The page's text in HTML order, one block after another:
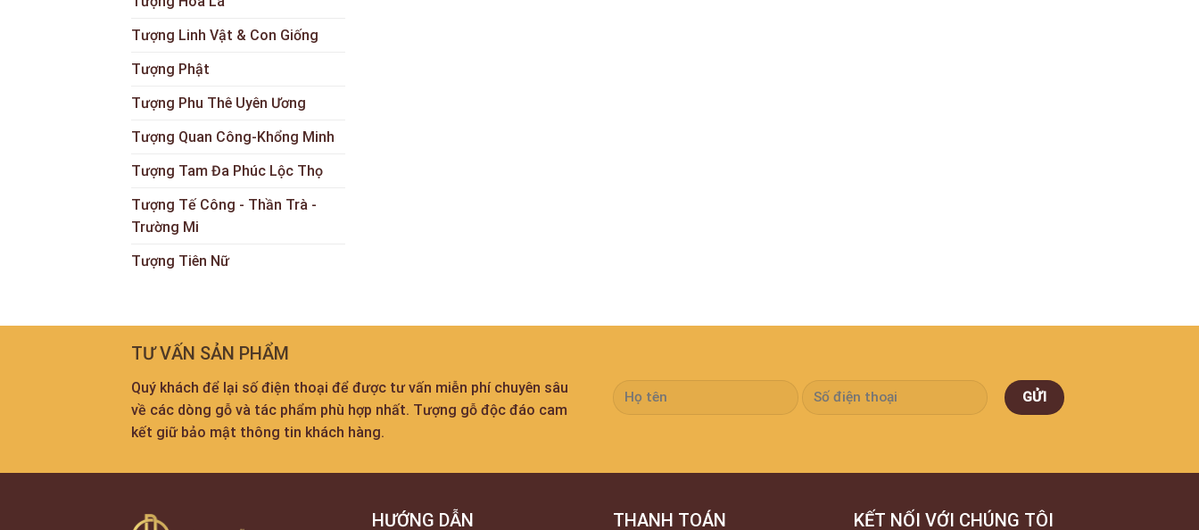
Tượng Linh Vật & Con Giống
Tượng Phật
Tượng Phu Thê Uyên Ương
Tượng Quan Công-Khổng Minh
Tượng Tam Đa Phúc Lộc Thọ
Tượng Tế Công - Thần Trà -
Trường Mi
Tượng Tiên Nữ
TƯ VẤN SẢN PHẨM
Quý khách để lại số điện thoại để được tư vấn miễn phí chuyên sâu
về các dòng gỗ và tác phẩm phù hợp nhất. Tượng gỗ độc đáo cam
kết giữ bảo mật thông tin khách hàng.
HƯỚNG DẪN THANH TOÁN KẾT NỐI VỚI CHÚNG TÔI